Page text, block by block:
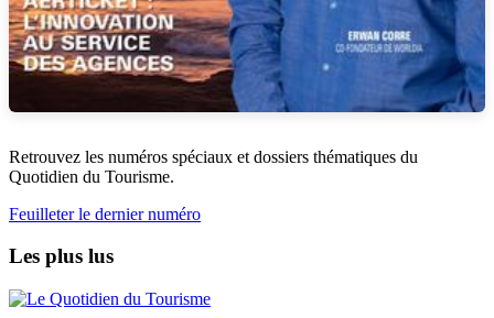
Retrouvez les numéros spéciaux et dossiers thématiques du
Quotidien du Tourisme.
Feuilleter le dernier numéro
Les plus lus